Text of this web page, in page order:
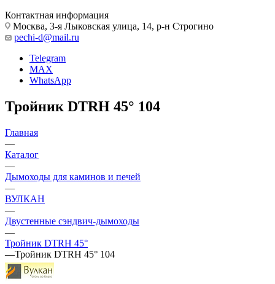
Контактная информация
Москва, 3-я Лыковская улица, 14, р-н Строгино
pechi-d@mail.ru
Telegram
MAX
WhatsApp
Тройник DTRH 45° 104
Главная
—
Каталог
—
Дымоходы для каминов и печей
—
ВУЛКАН
—
Двустенные сэндвич-дымоходы
—
Тройник DTRH 45°
—Тройник DTRH 45° 104